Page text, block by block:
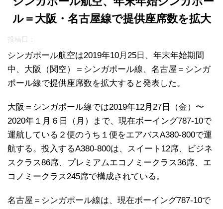
ル＝大阪・名古屋線で提供座席数を拡大
投稿日：
シンガポール航空は2019年10月25日、年末年始期間
中、大阪（関空）＝シンガポール線、名古屋＝シンガ
ポール線で提供座席数を拡大すると発表した。
大阪＝シンガポール線では2019年12月27日（金）〜
2020年１月６日（月）まで、現在ボーイング787-10で
運航している２便のうち１便をエアバスA380-800で運
航する。投入するA380-800は、スイート12席、ビジネ
スクラス86席、プレミアムエコノミークラス36席、エ
コノミークラス245席で構成されている。
名古屋＝シンガポール線は、現在ボーイング787-10で